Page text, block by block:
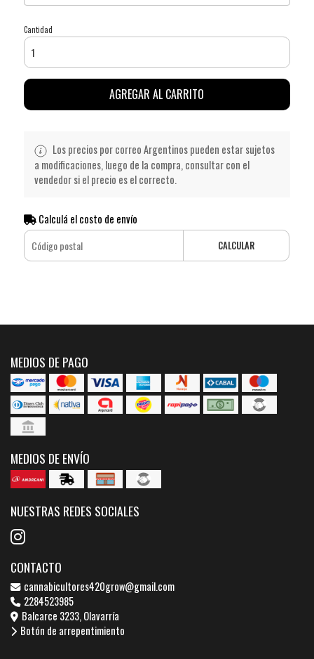
Cantidad
AGREGAR AL CARRITO
Los precios por correo Argentinos pueden estar sujetos
a modificaciones, luego de la compra, consultar con el
vendedor si el precio es el correcto.
Calculá el costo de envío
CALCULAR
MEDIOS DE PAGO
MEDIOS DE ENVÍO
NUESTRAS REDES SOCIALES
CONTACTO
cannabicultores420grow@gmail.com
2284523985
Balcarce 3233, Olavarría
Botón de arrepentimiento